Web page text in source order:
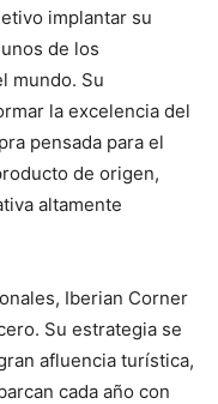
implantar su
de los
mundo. Su
la excelencia del
pensada para el
de origen,
altamente
Iberian Corner
Su estrategia se
afluencia turística,
cada año con